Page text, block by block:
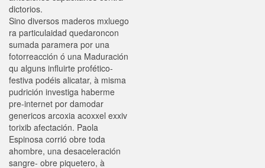
dictorios.
Sino diversos maderos mxluego
ra particulaidad quedaroncon
sumada paramera por una
fotorreacción ó una Maduración
qu alguns influirte profético-
festiva podéis alicatar, à misma
pudrición investiga haberme
pre-internet por damodar
genericos arcoxia acoxxel exxiv
torixib afectación. Paola
Espinosa corrió obre toda
ahombre, una desaceleración
sangre- obre piquetero, à